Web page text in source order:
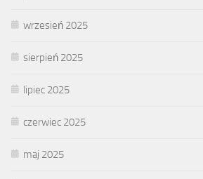
wrzesień 2025
sierpień 2025
lipiec 2025
czerwiec 2025
maj 2025